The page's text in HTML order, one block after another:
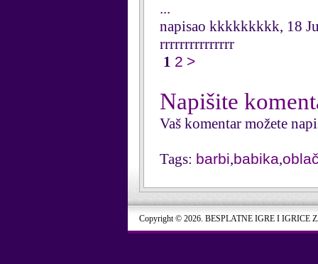
...
napisao kkkkkkkkk, 18
rrrrrrrrrrrrrrr
1 2 >
Napišite
Vaš komentar možete
Tags: barbi,babika,
Copyright © 2026. BESPLATNE IGRE I IGRICE